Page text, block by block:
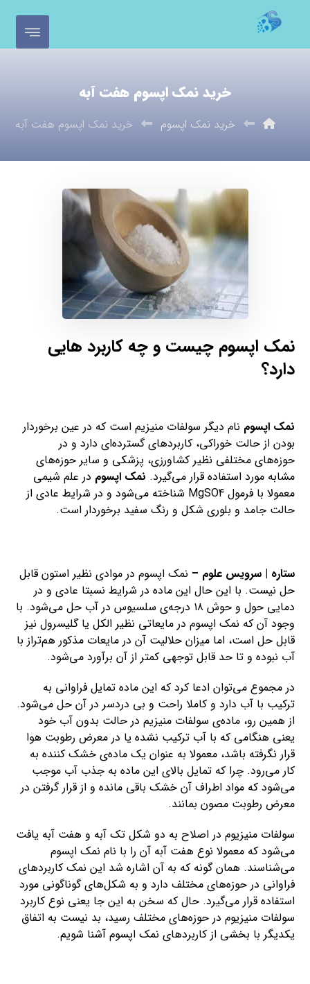
خرید نمک اپسوم هفت آبه
خرید نمک اپسوم خرید نمک اپسوم هفت آبه
نمک اپسوم چیست و چه کاربرد هایی
دارد؟
نمک اپسوم نام دیگر سولفات منیزیم است که در عین برخوردار
بودن از حالت خوراکی، کاربردهای گسترده‌ای دارد و در
حوزه‌های مختلفی نظیر کشاورزی، پزشکی و سایر حوزه‌های
مشابه مورد استفاده قرار می‌گیرد. نمک اپسوم در علم شیمی
معمولا با فرمول MgSO4 شناخته می‌شود و در شرایط عادی از
حالت جامد و بلوری شکل و رنگ سفید برخوردار است.
ستاره | سرویس علوم – نمک اپسوم در موادی نظیر استون قابل
حل نیست. با این حال این ماده در شرایط نسبتا عادی و در
دمایی حول و حوش ۱۸ درجه‌ی سلسیوس در آب حل می‌شود. با
وجود آن که نمک اپسوم در مایعاتی نظیر الکل یا گلیسرول نیز
قابل حل است، اما میزان حلالیت آن در مایعات مذکور هم‌تراز با
آب نبوده و تا حد قابل توجهی کمتر از آن برآورد می‌شود.
در مجموع می‌توان ادعا کرد که این ماده تمایل فراوانی به
ترکیب با آب دارد و کاملا راحت و بی دردسر در آن حل می‌شود.
از همین رو، ماده‌ی سولفات منیزیم در حالت بدون آب خود
یعنی هنگامی که با آب ترکیب نشده یا در معرض رطوبت هوا
قرار نگرفته باشد، معمولا به عنوان یک ماده‌ی خشک کننده به
کار می‌رود. چرا که تمایل بالای این ماده به جذب آب موجب
می‌شود که مواد اطراف آن خشک باقی مانده و از قرار گرفتن در
معرض رطوبت مصون بمانند.
سولفات منیزیوم در اصلاح به دو شکل تک آبه و هفت آبه یافت
می‌شود که معمولا نوع هفت آبه آن را با نام نمک اپسوم
می‌شناسند. همان گونه که به آن اشاره شد این نمک کاربردهای
فراوانی در حوزه‌های مختلف دارد و به شکل‌های گوناگونی مورد
استفاده قرار می‌گیرد. حال که سخن به این جا یعنی نوع کاربرد
سولفات منیزیوم در حوزه‌های مختلف رسید، بد نیست به اتفاق
یکدیگر با بخشی از کاربردهای نمک اپسوم آشنا شویم.